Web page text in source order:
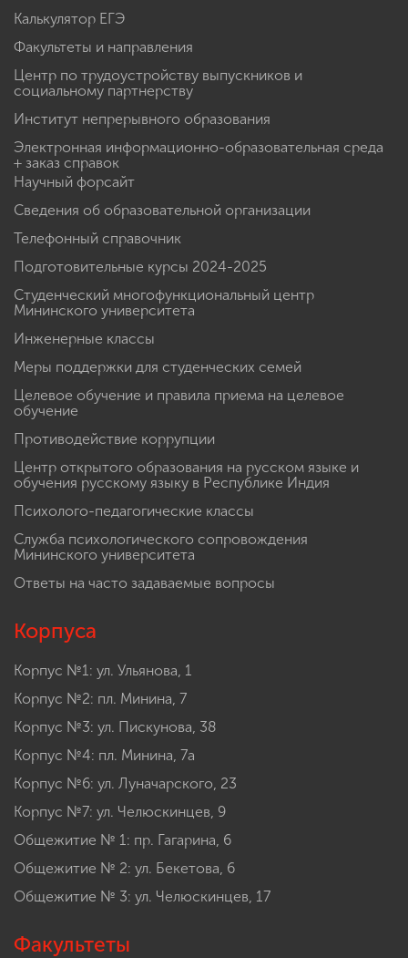
Калькулятор ЕГЭ
Факультеты и направления
Центр по трудоустройству выпускников и
социальному партнерству
Институт непрерывного образования
Электронная информационно-образовательная среда
+ заказ справок
Научный форсайт
Сведения об образовательной организации
Телефонный справочник
Подготовительные курсы 2024-2025
Студенческий многофункциональный центр
Мининского университета
Инженерные классы
Меры поддержки для студенческих семей
Целевое обучение и правила приема на целевое
обучение
Противодействие коррупции
Центр открытого образования на русском языке и
обучения русскому языку в Республике Индия
Психолого-педагогические классы
Служба психологического сопровождения
Мининского университета
Ответы на часто задаваемые вопросы
Корпуса
Корпус №1: ул. Ульянова, 1
Корпус №2: пл. Минина, 7
Корпус №3: ул. Пискунова, 38
Корпус №4: пл. Минина, 7а
Корпус №6: ул. Луначарского, 23
Корпус №7: ул. Челюскинцев, 9
Общежитие № 1: пр. Гагарина, 6
Общежитие № 2: ул. Бекетова, 6
Общежитие № 3: ул. Челюскинцев, 17
Факультеты